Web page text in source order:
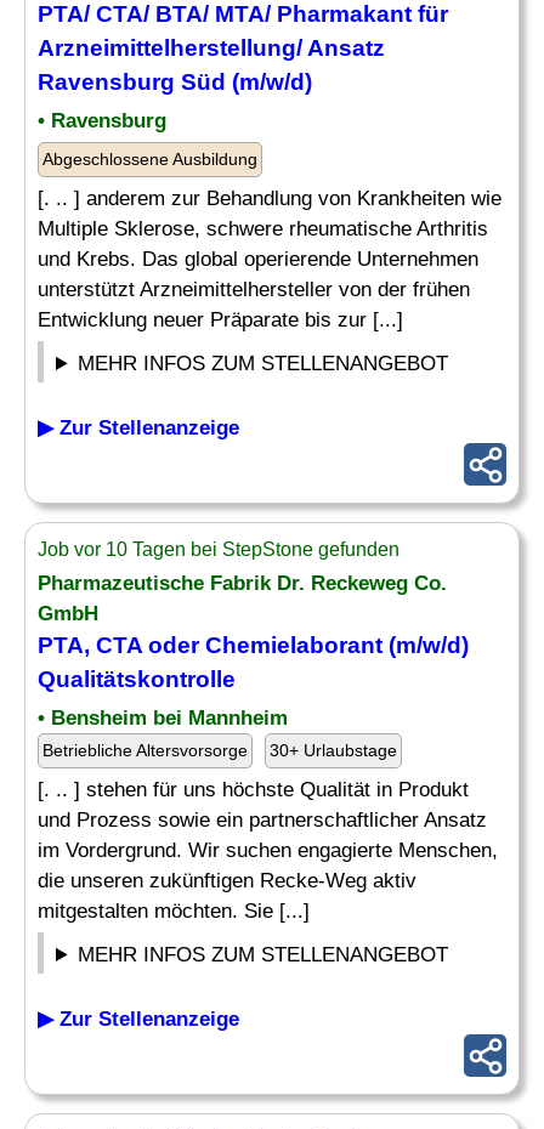
PTA/ CTA/ BTA/ MTA/ Pharmakant für
Arzneimittelherstellung/ Ansatz
Ravensburg Süd (m/w/d)
• Ravensburg
Abgeschlossene Ausbildung
[. .. ] anderem zur Behandlung von Krankheiten wie
Multiple Sklerose, schwere rheumatische Arthritis
und Krebs. Das global operierende Unternehmen
unterstützt Arzneimittelhersteller von der frühen
Entwicklung neuer Präparate bis zur [...]
MEHR INFOS ZUM STELLENANGEBOT
▶ Zur Stellenanzeige
Job vor 10 Tagen bei StepStone gefunden
Pharmazeutische Fabrik Dr. Reckeweg Co.
GmbH
PTA, CTA oder Chemielaborant (m/w/d)
Qualitätskontrolle
• Bensheim bei Mannheim
Betriebliche Altersvorsorge 30+ Urlaubstage
[. .. ] stehen für uns höchste Qualität in Produkt
und Prozess sowie ein partnerschaftlicher Ansatz
im Vordergrund. Wir suchen engagierte Menschen,
die unseren zukünftigen Recke-Weg aktiv
mitgestalten möchten. Sie [...]
MEHR INFOS ZUM STELLENANGEBOT
▶ Zur Stellenanzeige